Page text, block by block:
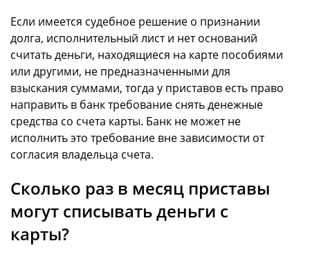
Если имеется судебное решение о признании
долга, исполнительный лист и нет оснований
считать деньги, находящиеся на карте пособиями
или другими, не предназначенными для
взыскания суммами, тогда у приставов есть право
направить в банк требование снять денежные
средства со счета карты. Банк не может не
исполнить это требование вне зависимости от
согласия владельца счета.
Сколько раз в месяц приставы
могут списывать деньги с
карты?